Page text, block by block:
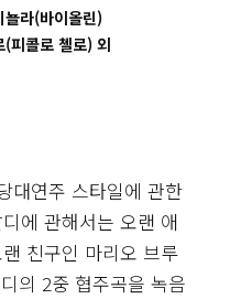
뇰라(바이올린)
(피콜로 첼로) 외
대연주 스타일에 관한
에 관해서는 오랜 애
친구인 마리오 브루
의 2중 협주곡을 녹음